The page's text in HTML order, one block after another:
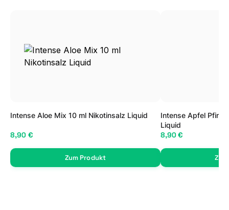
Intense Aloe Mix 10 ml Nikotinsalz Liquid
8,90 €
Zum Produkt
Intense Apfel
Liquid
8,90 €